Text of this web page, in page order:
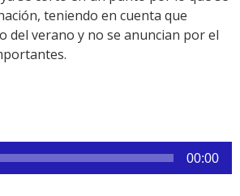
teniendo en cuenta que
del verano y no se anuncian por el
00:00